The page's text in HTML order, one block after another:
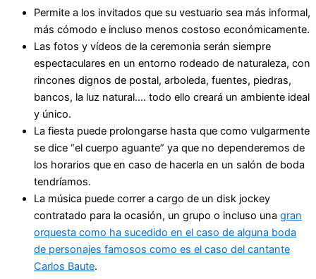
Permite a los invitados que su vestuario sea más informal,
más cómodo e incluso menos costoso económicamente.
Las fotos y vídeos de la ceremonia serán siempre
espectaculares en un entorno rodeado de naturaleza, con
rincones dignos de postal, arboleda, fuentes, piedras,
bancos, la luz natural…. todo ello creará un ambiente ideal
y único.
La fiesta puede prolongarse hasta que como vulgarmente
se dice “el cuerpo aguante” ya que no dependeremos de
los horarios que en caso de hacerla en un salón de boda
tendríamos.
La música puede correr a cargo de un disk jockey
contratado para la ocasión, un grupo o incluso una gran
orquesta como ha sucedido en el caso de alguna boda
de personajes famosos como es el caso del cantante
Carlos Baute.